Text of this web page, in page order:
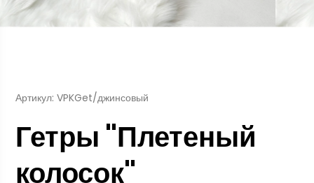
Артикул: VPKGet/джинсовый
Гетры "Плетеный
колосок"